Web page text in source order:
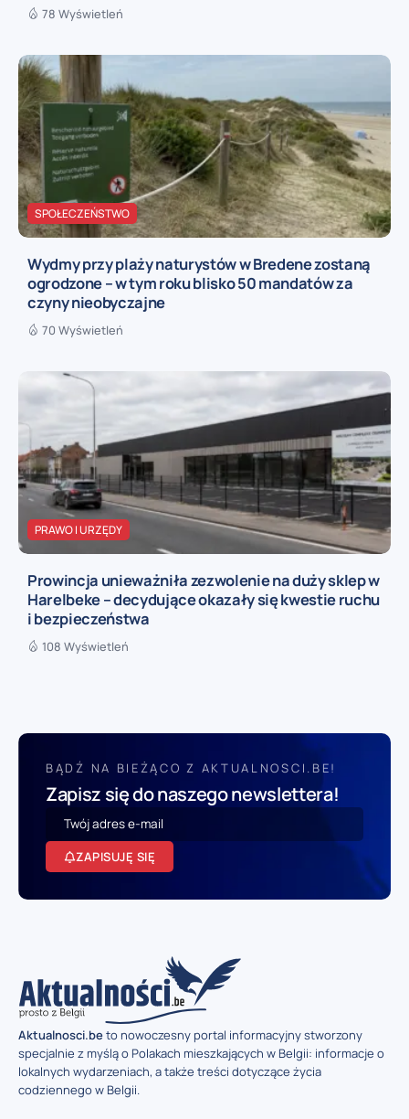
78 Wyświetleń
SPOŁECZEŃSTWO
Wydmy przy plaży naturystów w Bredene zostaną
ogrodzone – w tym roku blisko 50 mandatów za
czyny nieobyczajne
70 Wyświetleń
PRAWO I URZĘDY
Prowincja unieważniła zezwolenie na duży sklep w
Harelbeke – decydujące okazały się kwestie ruchu
i bezpieczeństwa
108 Wyświetleń
BĄDŹ NA BIEŻĄCO Z AKTUALNOSCI.BE!
Zapisz się do naszego newslettera!
ZAPISUJĘ SIĘ
Aktualnosci.beto nowoczesny portal informacyjny stworzony
specjalnie z myślą o Polakach mieszkających w Belgii: informacje o
lokalnych wydarzeniach, a także treści dotyczące życia
codziennego w Belgii.